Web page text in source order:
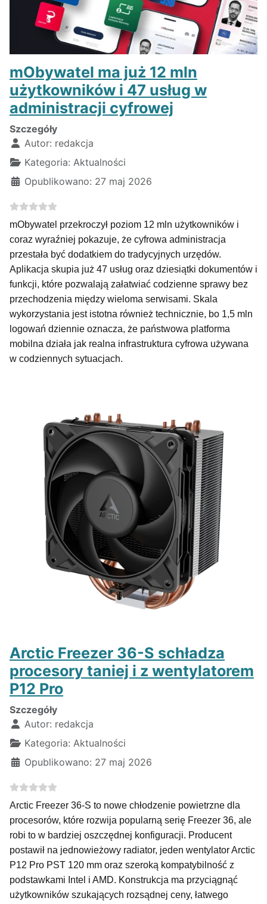
mObywatel ma już 12 mln
użytkowników i 47 usług w
administracji cyfrowej
Szczegóły
Autor: redakcja
Kategoria: Aktualności
Opublikowano: 27 maj 2026
mObywatel przekroczył poziom 12 mln użytkowników i
coraz wyraźniej pokazuje, że cyfrowa administracja
przestała być dodatkiem do tradycyjnych urzędów.
Aplikacja skupia już 47 usług oraz dziesiątki dokumentów i
funkcji, które pozwalają załatwiać codzienne sprawy bez
przechodzenia między wieloma serwisami. Skala
wykorzystania jest istotna również technicznie, bo 1,5 mln
logowań dziennie oznacza, że państwowa platforma
mobilna działa jak realna infrastruktura cyfrowa używana
w codziennych sytuacjach.
Arctic Freezer 36-S schładza
procesory taniej i z wentylatorem
P12 Pro
Szczegóły
Autor: redakcja
Kategoria: Aktualności
Opublikowano: 27 maj 2026
Arctic Freezer 36-S to nowe chłodzenie powietrzne dla
procesorów, które rozwija popularną serię Freezer 36, ale
robi to w bardziej oszczędnej konfiguracji. Producent
postawił na jednowieżowy radiator, jeden wentylator Arctic
P12 Pro PST 120 mm oraz szeroką kompatybilność z
podstawkami Intel i AMD. Konstrukcja ma przyciągnąć
użytkowników szukających rozsądnej ceny, łatwego